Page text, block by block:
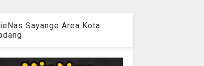
Sayange Area Kota